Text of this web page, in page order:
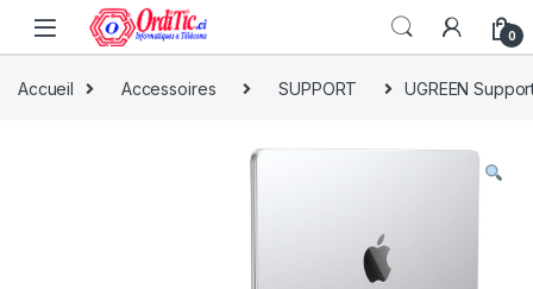
0
Accueil Accessoires SUPPORT UGREEN